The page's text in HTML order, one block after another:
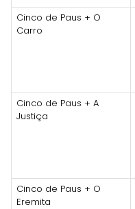
Cinco de Paus + O
Carro
Cinco de Paus + A
Justiça
Cinco de Paus + O
Eremita